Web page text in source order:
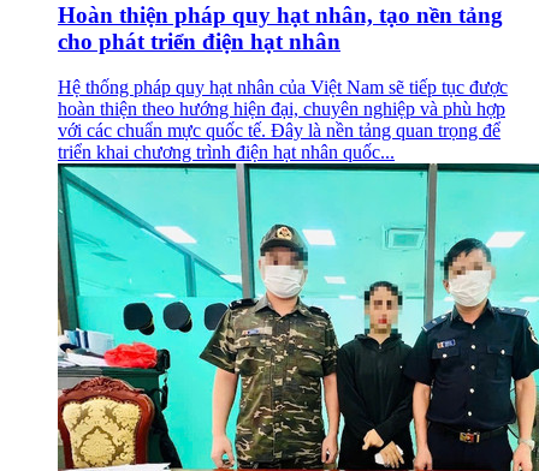
Hoàn thiện pháp quy hạt nhân, tạo nền tảng
cho phát triển điện hạt nhân
Hệ thống pháp quy hạt nhân của Việt Nam sẽ tiếp tục được
hoàn thiện theo hướng hiện đại, chuyên nghiệp và phù hợp
với các chuẩn mực quốc tế. Đây là nền tảng quan trọng để
triển khai chương trình điện hạt nhân quốc...